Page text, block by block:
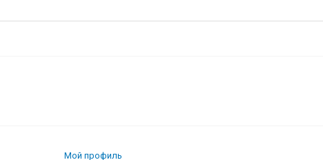
Мой профиль